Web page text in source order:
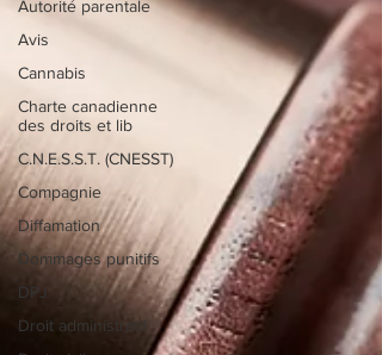
Autorité parentale
Avis
Cannabis
Charte canadienne
des droits et lib
C.N.E.S.S.T. (CNESST)
Compagnie
Diffamation
Dommages punitifs
DPJ
Droit administratif